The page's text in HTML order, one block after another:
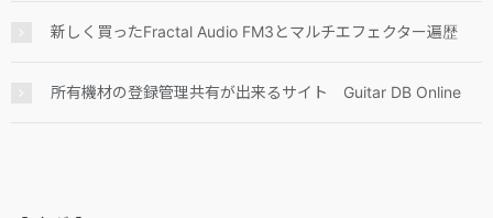
新しく買ったFractal Audio FM3とマルチエフェクター遍歴
所有機材の登録管理共有が出来るサイト Guitar DB Online